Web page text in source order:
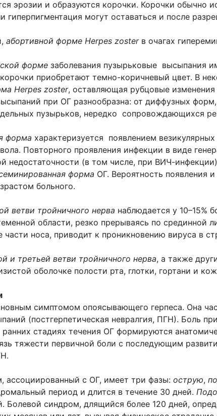
эрозии и образуются корочки. Корочки обычно
гиперпигментация могут оставаться и после
абортивной форме Herpes zosterв очагах
форме заболевания пузырьковые высыпания
приобретают темно-коричневый цвет. В
Herpes zoster, оставляющая рубцовые
при ОГ разнообразна: от диффузных
пузырьков, нередко сопровождающихся
форма характеризуется появлением
Повторного проявления инфекции в виде
недостаточности (в том числе, при ВИЧ-
форма ОГ. Вероятность появления
больного.
ветви тройничного нерва наблюдается у 10–15%
области, резко прерываясь по
части носа, приводит к проникновению вируса в
и третьей ветви тройничного нерва, а также
оболочке полости рта, глотки, гортани и
симптомом опоясывающего герпеса. Она
(постгерпетическая невралгия, ПГН). Боль
стадиях течения ОГ формируются
тяжести первичной боли с последующим
ассоциированный с ОГ, имеет три фазы: острую,
период и длится в течение 30 дней.
Болевой синдром, длящийся более 120 дней,